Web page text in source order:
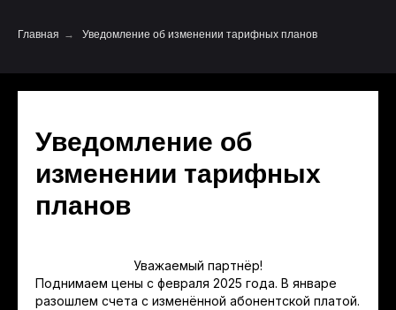
Главная → Уведомление об изменении тарифных планов
Уведомление об
изменении тарифных
планов
Уважаемый партнёр!
Поднимаем цены с февраля 2025 года. В январе
разошлем счета с изменённой абонентской платой.